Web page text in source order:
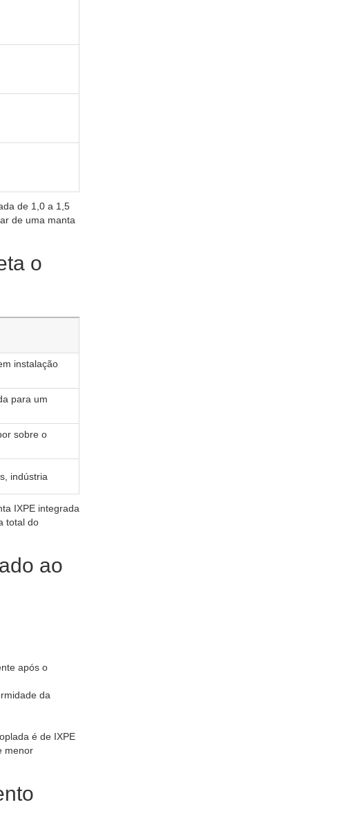
de 1,0 a 1,5
de uma manta
o
instalação
para um
sobre o
indústria
IXPE integrada
total do
ao
após o
da
é de IXPE
menor